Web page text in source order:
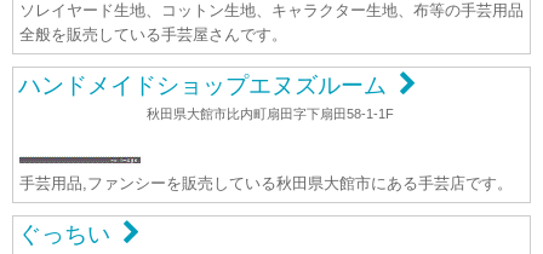
ソレイヤード生地、コットン生地、キャラクター生地、布等の手芸用品
全般を販売している手芸屋さんです。
ハンドメイドショップエヌズルーム
秋田県大館市比内町扇田字下扇田58-1-1F
手芸用品,ファンシーを販売している秋田県大館市にある手芸店です。
ぐっちい